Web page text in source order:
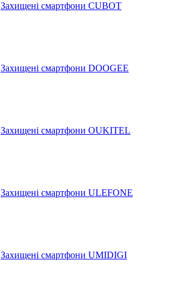
Захищені смартфони CUBOT
Захищені смартфони DOOGEE
Захищені смартфони OUKITEL
Захищені смартфони ULEFONE
Захищені смартфони UMIDIGI